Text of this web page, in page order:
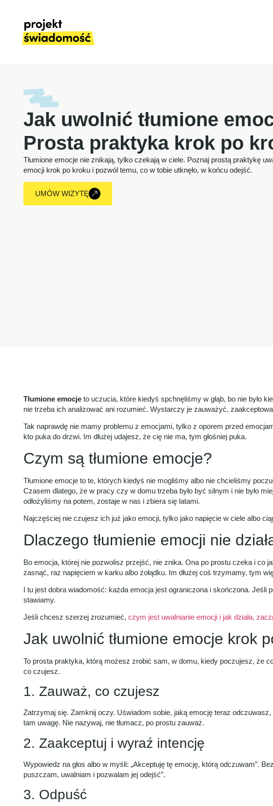
Jak uwolnić tłumione
Prosta praktyka krok po
Tłumione emocje nie znikają, tylko czekają w ciele. Poznaj prostą praktykę
emocji krok po kroku i pozwól temu, co w tobie utknęło, w końcu odejść.
UMÓW WIZYTĘ
Tłumione emocje to uczucia, które kiedyś spchnęliśmy w głąb, bo nie było
nie trzeba ich analizować ani rozumieć. Wystarczy je zauważyć,
Tak naprawdę nie mamy problemu z emocjami, tylko z oporem przed
kto puka do drzwi. Im dłużej udajesz, że cię nie ma, tym głośniej puka.
Czym są tłumione emocje?
Tłumione emocje to te, których kiedyś nie mogliśmy albo nie chcieliśmy
Czasem dlatego, że w pracy czy w domu trzeba było być silnym i nie było
odłożyliśmy na potem, zostaje w nas i zbiera się latami.
Najczęściej nie czujesz ich już jako emocji, tylko jako napięcie w ciele albo
Dlaczego tłumienie emocji nie
Bo emocja, której nie pozwolisz przejść, nie znika. Ona po prostu czeka i co
zasnąć, raz napięciem w karku albo żołądku. Im dłużej coś trzymamy, tym
I tu jest dobra wiadomość: każda emocja jest ograniczona i skończona.
stawiamy.
Jeśli chcesz szerzej zrozumieć, czym jest uwalnianie emocji i jak działa,
Jak uwolnić tłumione emocje krok
To prosta praktyka, którą możesz zrobić sam, w domu, kiedy poczujesz, że
co czujesz.
1. Zauważ, co czujesz
Zatrzymaj się. Zamknij oczy. Uświadom sobie, jaką emocję teraz
tam uwagę. Nie nazywaj, nie tłumacz, po prostu zauważ.
2. Zaakceptuj i wyraź intencję
Wypowiedz na głos albo w myśli: „Akceptuję tę emocję, którą odczuwam”.
puszczam, uwalniam i pozwalam jej odejść”.
3. Odpuść